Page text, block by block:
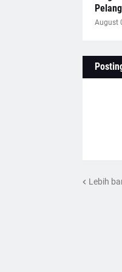
August
Lebih